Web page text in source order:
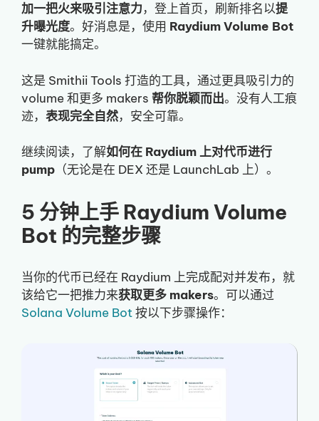
加一把火来吸引注意力，登上首页，刷新排名以提
升曝光度。好消息是，使用 Raydium Volume Bot
一键就能搞定。
这是 Smithii Tools 打造的工具，通过更具吸引力的
volume 和更多 makers 帮你脱颖而出。没有人工痕
迹， 表现完全自然，安全可靠。
继续阅读，了解如何在 Raydium 上对代币进行
pump （无论是在 DEX 还是 LaunchLab 上）。
5 分钟上手 Raydium Volume
Bot 的完整步骤
当你的代币已经在 Raydium 上完成配对并发布，就
该给它一把推力来获取更多 makers。可以通过
Solana Volume Bot按以下步骤操作：